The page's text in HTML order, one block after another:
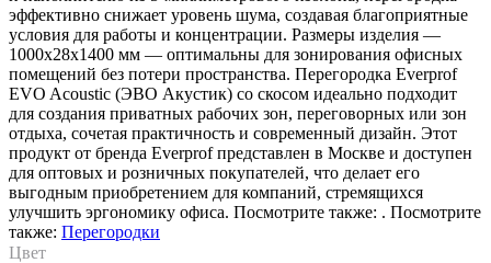
эффективно снижает уровень шума, создавая благоприятные
условия для работы и концентрации. Размеры изделия —
1000х28х1400 мм — оптимальны для зонирования офисных
помещений без потери пространства. Перегородка Everprof
EVO Acoustic (ЭВО Акустик) со скосом идеально подходит
для создания приватных рабочих зон, переговорных или зон
отдыха, сочетая практичность и современный дизайн. Этот
продукт от бренда Everprof представлен в Москве и доступен
для оптовых и розничных покупателей, что делает его
выгодным приобретением для компаний, стремящихся
улучшить эргономику офиса. Посмотрите также: . Посмотрите
также: Перегородки
Цвет